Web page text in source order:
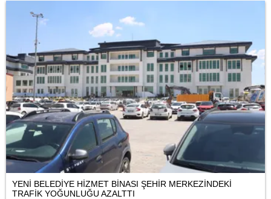
YENİ BELEDİYE HİZMET BİNASI ŞEHİR MERKEZİNDEKİ
TRAFİK YOĞUNLUĞU AZALTTI